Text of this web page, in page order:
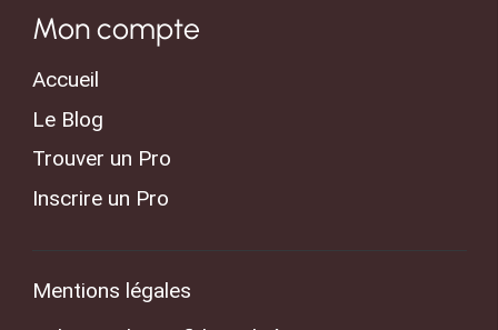
Mon compte
Accueil
Le Blog
Trouver un Pro
Inscrire un Pro
Mentions légales